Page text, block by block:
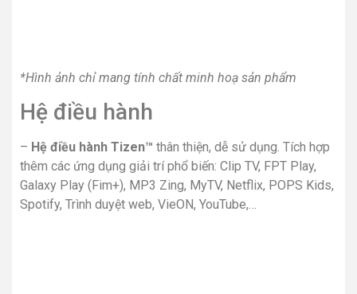
*Hình ảnh chỉ mang tính chất minh hoạ sản phẩm
Hệ điều hành
– Hệ điều hành Tizen™ thân thiện, dễ sử dụng. Tích hợp
thêm các ứng dụng giải trí phổ biến: Clip TV, FPT Play,
Galaxy Play (Fim+), MP3 Zing, MyTV, Netflix, POPS Kids,
Spotify, Trình duyệt web, VieON, YouTube,…